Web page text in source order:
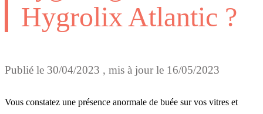
Hygrolix Atlantic ?
Publié le 30/04/2023 , mis à jour le 16/05/2023
Vous constatez une présence anormale de buée sur vos vitres et